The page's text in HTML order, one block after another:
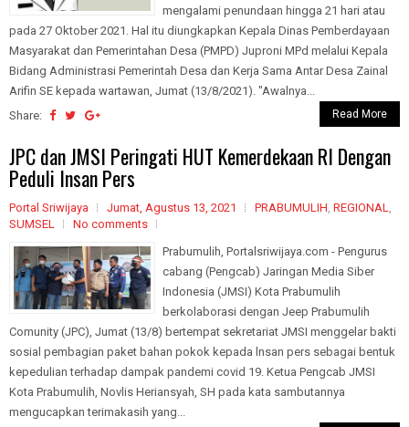
mengalami penundaan hingga 21 hari atau
pada 27 Oktober 2021. Hal itu diungkapkan Kepala Dinas Pemberdayaan
Masyarakat dan Pemerintahan Desa (PMPD) Juproni MPd melalui Kepala
Bidang Administrasi Pemerintah Desa dan Kerja Sama Antar Desa Zainal
Arifin SE kepada wartawan, Jumat (13/8/2021). "Awalnya...
Share:
Read More
JPC dan JMSI Peringati HUT Kemerdekaan RI Dengan
Peduli Insan Pers
Portal Sriwijaya Jumat, Agustus 13, 2021 PRABUMULIH, REGIONAL,
SUMSEL
No comments
Prabumulih, Portalsriwijaya.com - Pengurus
cabang (Pengcab) Jaringan Media Siber
Indonesia (JMSI) Kota Prabumulih
berkolaborasi dengan Jeep Prabumulih
Comunity (JPC), Jumat (13/8) bertempat sekretariat JMSI menggelar bakti
sosial pembagian paket bahan pokok kepada lnsan pers sebagai bentuk
kepedulian terhadap dampak pandemi covid 19. Ketua Pengcab JMSI
Kota Prabumulih, Novlis Heriansyah, SH pada kata sambutannya
mengucapkan terimakasih yang...